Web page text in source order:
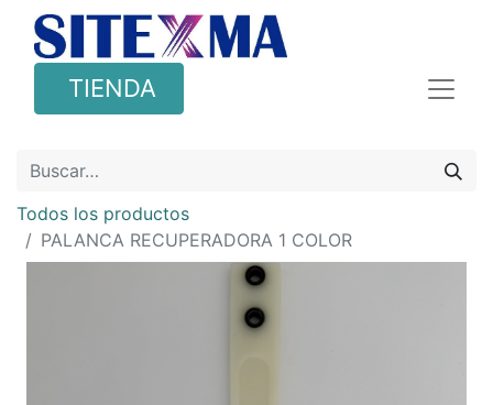
TIENDA
Todos los productos
PALANCA RECUPERADORA 1 COLOR